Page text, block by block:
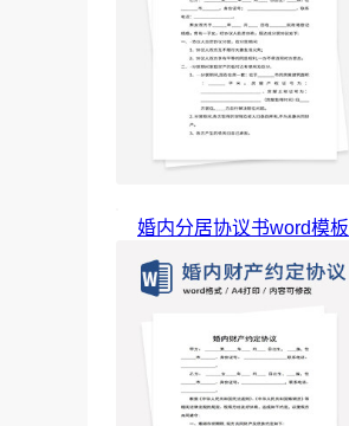
婚内分居协议书word模板